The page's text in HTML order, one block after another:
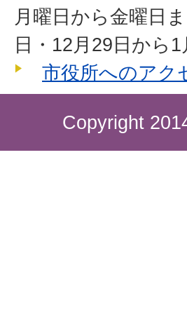
月曜日から金曜日
日・12月29日から
市役所へのアク
Copyright